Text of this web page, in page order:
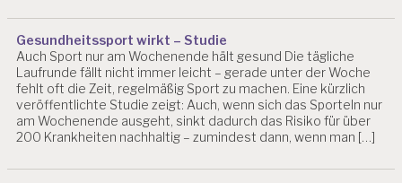
E
N
S
C
H
A
F
Gesundheitssport wirkt – Studie
Auch Sport nur am Wochenende hält gesund Die tägliche
Laufrunde fällt nicht immer leicht – gerade unter der Woche
fehlt oft die Zeit, regelmäßig Sport zu machen. Eine kürzlich
veröffentlichte Studie zeigt: Auch, wenn sich das Sporteln nur
am Wochenende ausgeht, sinkt dadurch das Risiko für über
200 Krankheiten nachhaltig – zumindest dann, wenn man […]